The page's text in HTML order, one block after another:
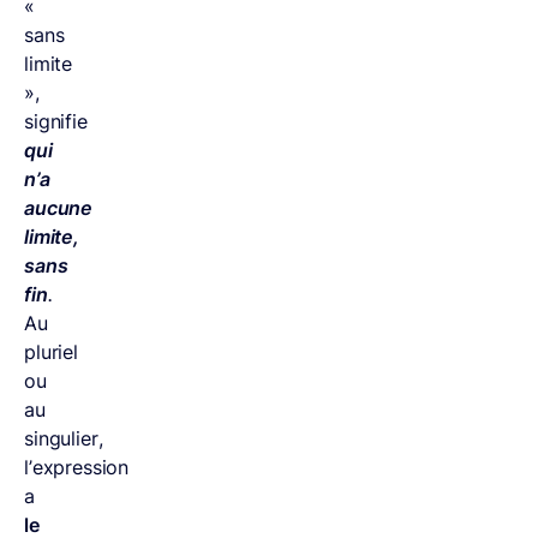
«
sans
limite
»,
signifie
qui
n’a
aucune
limite,
sans
fin.
Au
pluriel
ou
au
singulier,
l’expression
a
le